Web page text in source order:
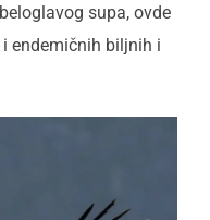
supa, ovde
endemičnih biljnih i